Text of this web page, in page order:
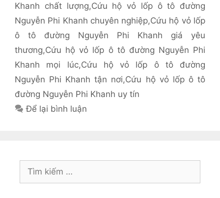
Khanh chất lượng,Cứu hộ vỏ lốp ô tô đường
Nguyễn Phi Khanh chuyên nghiệp,Cứu hộ vỏ lốp
ô tô đường Nguyễn Phi Khanh giá yêu
thương,Cứu hộ vỏ lốp ô tô đường Nguyễn Phi
Khanh mọi lúc,Cứu hộ vỏ lốp ô tô đường
Nguyễn Phi Khanh tận nơi,Cứu hộ vỏ lốp ô tô
đường Nguyễn Phi Khanh uy tín
Để lại bình luận
Tìm
kiếm